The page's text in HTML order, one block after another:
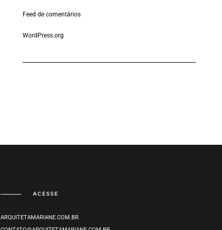
Feed de comentários
WordPress.org
ACESSE
ARQUITETAMARIANE.COM.BR